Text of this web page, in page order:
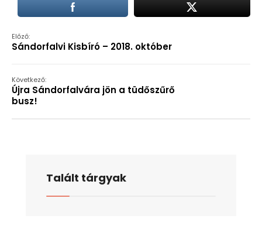
Előző:
Sándorfalvi Kisbíró – 2018. október
Következő:
Újra Sándorfalvára jön a tüdőszűrő
busz!
Talált tárgyak